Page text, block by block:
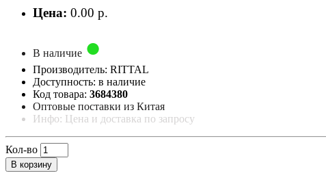
Цена: 0.00 р.
В наличие
Производитель: RITTAL
Доступность: в наличие
Код товара: 3684380
Оптовые поставки из Китая
Инфо: Цена и доставка по запросу
Кол-во
В корзину